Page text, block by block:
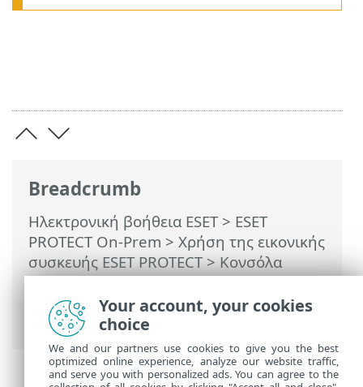
Breadcrumb
Ηλεκτρονική βοήθεια ESET> ESET
PROTECT On-Prem > Χρήση της εικονικής
συσκευής ESET PROTECT>Κονσόλα
διαχείρισης εικονικής συσκευής ESET
PROTECT
> Αντίγραφο ασφαλείας βάσης
δεδομένων
Your account, your cookies
choice
We and our partners use cookies to give you the best
optimized online experience, analyze our website traffic,
and serve you with personalized ads. You can agree to the